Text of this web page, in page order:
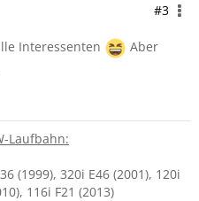
#3
Interessenten
Aber
Laufbahn:
(1999), 320i E46 (2001), 120i
116i F21 (2013)